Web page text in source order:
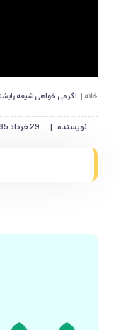
خانه | اگر می خواهی شیعه
نویسنده : | 29 خرداد 1385